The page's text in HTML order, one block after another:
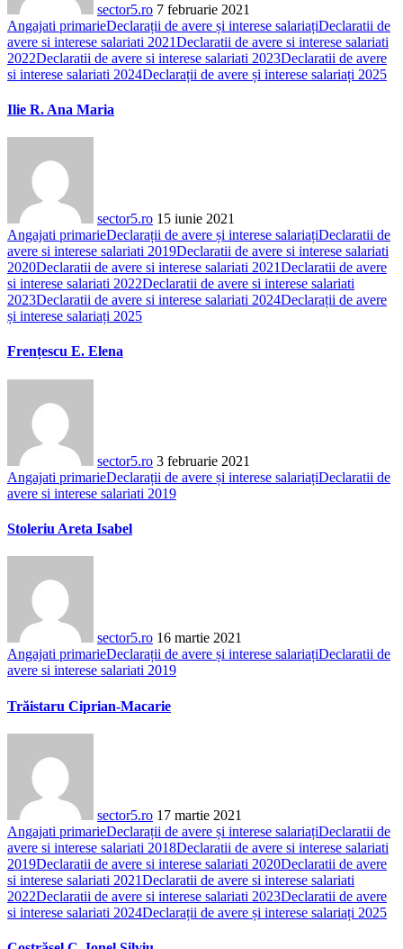
sector5.ro 7 februarie 2021
Angajati primarieDeclarații de avere și interese salariațiDeclaratii de
avere si interese salariati 2021Declaratii de avere si interese salariati
2022Declaratii de avere si interese salariati 2023Declaratii de avere
si interese salariati 2024Declarații de avere și interese salariați 2025
Ilie R. Ana Maria
sector5.ro 15 iunie 2021
Angajati primarieDeclarații de avere și interese salariațiDeclaratii de
avere si interese salariati 2019Declaratii de avere si interese salariati
2020Declaratii de avere si interese salariati 2021Declaratii de avere
si interese salariati 2022Declaratii de avere si interese salariati
2023Declaratii de avere si interese salariati 2024Declarații de avere
și interese salariați 2025
Frențescu E. Elena
sector5.ro 3 februarie 2021
Angajati primarieDeclarații de avere și interese salariațiDeclaratii de
avere si interese salariati 2019
Stoleriu Areta Isabel
sector5.ro 16 martie 2021
Angajati primarieDeclarații de avere și interese salariațiDeclaratii de
avere si interese salariati 2019
Trăistaru Ciprian-Macarie
sector5.ro 17 martie 2021
Angajati primarieDeclarații de avere și interese salariațiDeclaratii de
avere si interese salariati 2018Declaratii de avere si interese salariati
2019Declaratii de avere si interese salariati 2020Declaratii de avere
si interese salariati 2021Declaratii de avere si interese salariati
2022Declaratii de avere si interese salariati 2023Declaratii de avere
si interese salariati 2024Declarații de avere și interese salariați 2025